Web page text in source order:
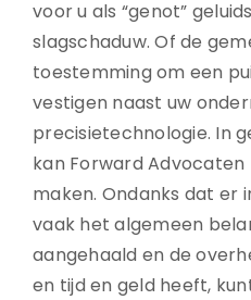
voor u als “genot”
slagschaduw. Of de
toestemming om een
vestigen naast uw
precisietechnologie. In
kan Forward
maken. Ondanks dat er
vaak het algemeen
aangehaald en de
en tijd en geld heeft,